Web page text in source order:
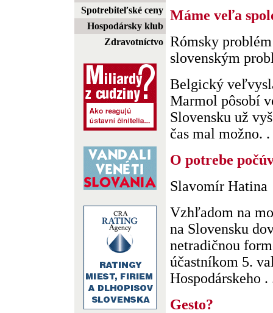
Spotrebiteľské ceny
Hospodársky klub
Zdravotníctvo
Máme veľa
Rómsky
slovenským
Belgický
Marmol pôsobí
Slovensku už
čas mal možno. .
O potrebe
Slavomír Hatina
Vzhľadom na
na Slovensku
netradičnou
účastníkom 5.
Hospodárskeho .
Gesto?